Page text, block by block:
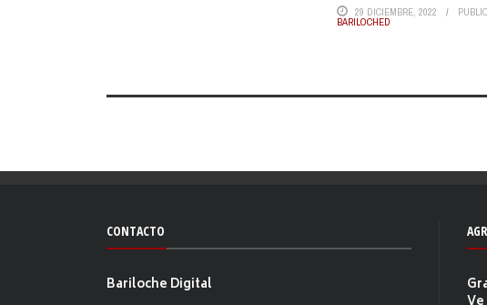
29 DICIEMBRE, 2022
BARILOCHED
CONTACTO
Bariloche Digital